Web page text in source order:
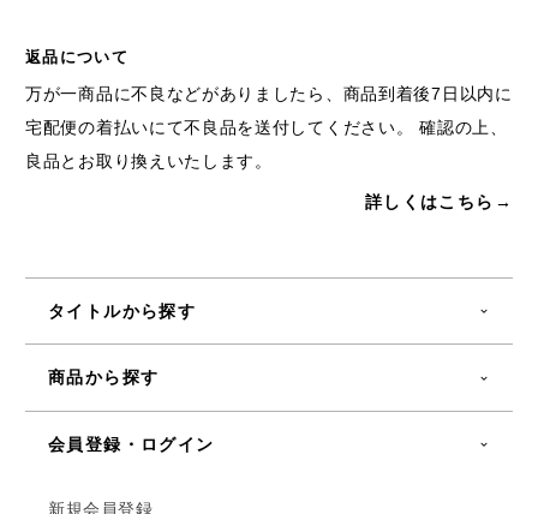
返品について
万が一商品に不良などがありましたら、商品到着後7日以内に
宅配便の着払いにて不良品を送付してください。 確認の上、
良品とお取り換えいたします。
詳しくはこちら→
タイトルから探す
商品から探す
会員登録・ログイン
新規会員登録